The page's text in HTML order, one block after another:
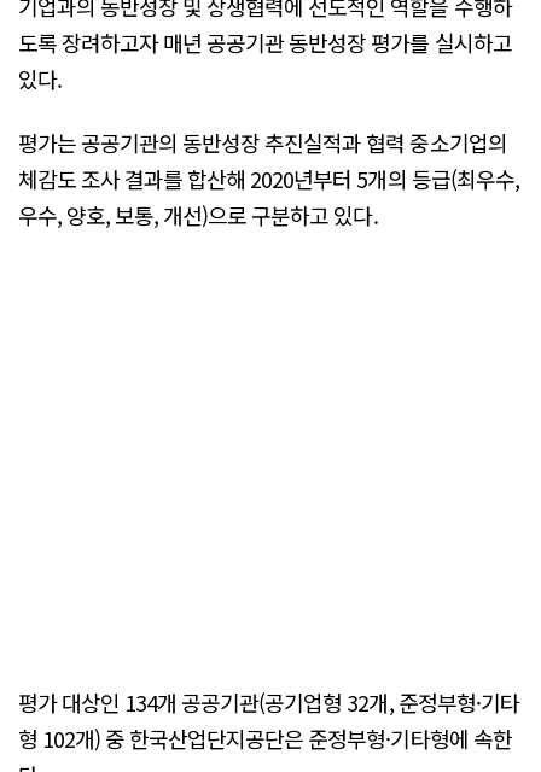
도록 장려하고자 매년 공공기관 동반성장 평가를 실시하고
있다.
평가는 공공기관의 동반성장 추진실적과 협력 중소기업의
체감도 조사 결과를 합산해 2020년부터 5개의 등급(최우수,
우수, 양호, 보통, 개선)으로 구분하고 있다.
평가 대상인 134개 공공기관(공기업형 32개, 준정부형·기타
형 102개) 중 한국산업단지공단은 준정부형·기타형에 속한